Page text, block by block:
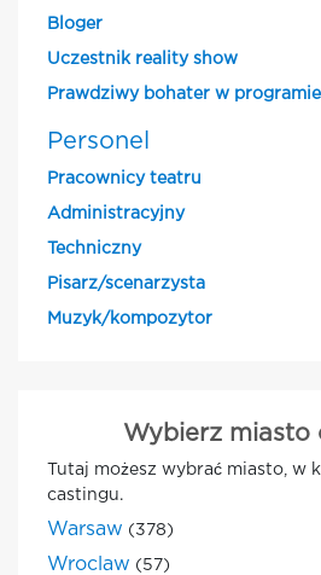
Bloger
Uczestnik reality show
Prawdziwy bohater w
Personel
Pracownicy teatru
Administracyjny
Techniczny
Pisarz/scenarzysta
Muzyk/kompozytor
Wybierz miasto
Tutaj możesz wybrać miasto, w
castingu.
Warsaw (378)
Wroclaw (57)